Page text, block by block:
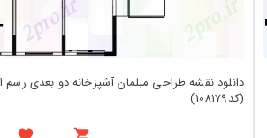
دانلود نقشه طراحی مبلمان آشپزخانه دو بعدی رسم
(کد108179)